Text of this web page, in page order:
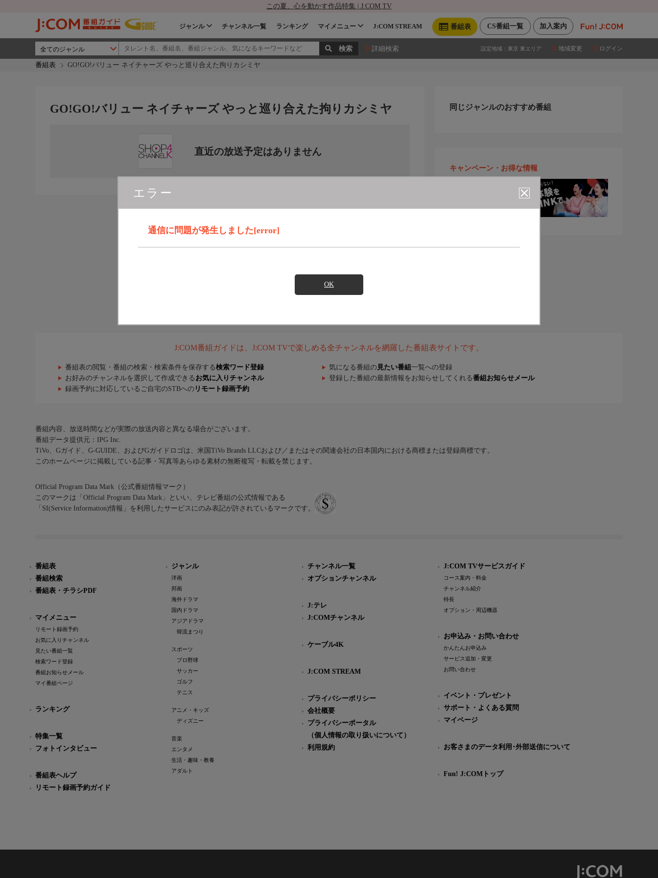
この夏、心を動かす作品特集 | J:COM TV
加入案内
CS番組一覧
番組表
ジャンル チャンネル一覧 ランキング マイメニュー J:COM STREAM
詳細検索 設定地域： 東京 東エリア 地域変更 ログイン
番組表 GO!GO!バリュー ネイチャーズ やっと巡り合えた拘りカシミヤ
エラー
通信に問題が発生しました[error]
OK
GO!GO!バリュー ネイチャーズ やっと巡り合えた拘りカシミヤ
直近の放送予定はありません
同じジャンルのおすすめ番組
キャンペーン・お得な情報
J:COM番組ガイドは、J:COM TVで楽しめる全チャンネルを網羅した番組表サイトです。
番組表の閲覧・番組の検索・検索条件を保存する検索ワード登録 気になる番組の 見たい番組 一覧への登録
お好みのチャンネルを選択して作成できる お気に入りチャンネル 登録した番組の最新情報をお知らせしてくれる番組お知らせメール
録画予約に対応しているご自宅のSTBへの リモート録画予約
番組内容、放送時間などが実際の放送内容と異なる場合がございます。
番組データ提供元：IPG Inc.
TiVo、Gガイド、G-GUIDE、およびGガイドロゴは、米国TiVo Brands LLCおよび／またはその関連会社の日本国内における商標または登録商標です。
このホームページに掲載している記事・写真等あらゆる素材の無断複写・転載を禁じます。
Official Program Data Mark（公式番組情報マーク）
このマークは「Official Program Data Mark」といい、テレビ番組の公式情報である
「SI(Service Information)情報」を利用したサービスにのみ表記が許されているマークです。
番組表
番組検索
番組表・チラシPDF
マイメニュー
リモート録画予約
お気に入りチャンネル
見たい番組一覧
検索ワード登録
番組お知らせメール
マイ番組ページ
ランキング
特集一覧
フォトインタビュー
番組表ヘルプ
リモート録画予約ガイド
ジャンル
洋画
邦画
海外ドラマ
国内ドラマ
アジアドラマ
韓流まつり
スポーツ
プロ野球
サッカー
ゴルフ
テニス
アニメ・キッズ
ディズニー
音楽
エンタメ
生活・趣味・教養
アダルト
チャンネル一覧
オプションチャンネル
J:テレ
J:COMチャンネル
ケーブル4K
J:COM STREAM
プライバシーポリシー
会社概要
プライバシーポータル
（個人情報の取り扱いについて）
利用規約
J:COM TVサービスガイド
コース案内・料金
チャンネル紹介
特長
オプション・周辺機器
お申込み・お問い合わせ
かんたんお申込み
サービス追加・変更
お問い合わせ
イベント・プレゼント
サポート・よくある質問
マイページ
お客さまのデータ利用･外部送信について
Fun! J:COMトップ